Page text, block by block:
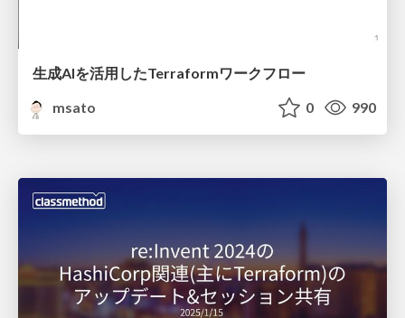
生成AIを活用したTerraformワークフロー
msato
0 990